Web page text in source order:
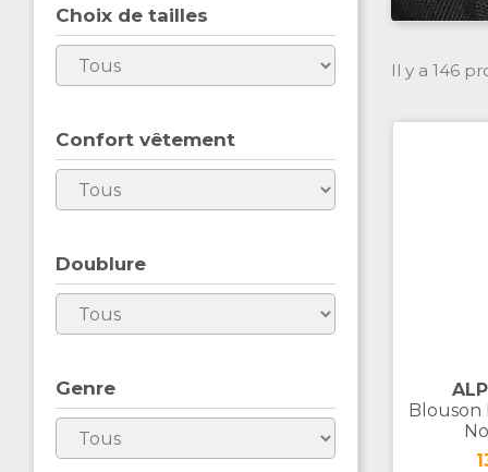
Choix de tailles
Confort vêtement
Doublure
Genre
Il y a 146
Blouson